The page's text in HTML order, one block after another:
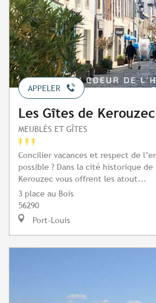
APPELER
Les Gîtes de Kerouzec
MEUBLÉS ET GÎTES
Concilier vacances et respect de
possible ? Dans la cité historique
Kerouzec vous offrent les atout...
3 place au Bois
56290
Port-Louis